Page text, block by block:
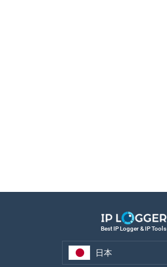
Best IP Logger & IP Tools
日本